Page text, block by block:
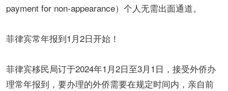
payment for non-appearance）个人无需出面通道。
菲律宾常年报到1月2日开始！
菲律宾移民局订于2024年1月2日至3月1日，接受外侨办
理常年报到，要办理的外侨需要在规定时间内，亲自前